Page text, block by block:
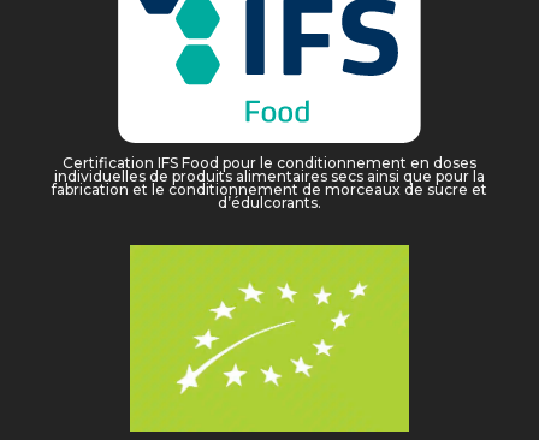
Certification IFS Food pour le conditionnement en doses
individuelles de produits alimentaires secs ainsi que pour la
fabrication et le conditionnement de morceaux de sucre et
d’édulcorants.